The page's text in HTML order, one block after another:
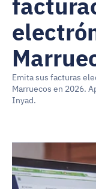
Emita sus facturas
Marruecos en 2026.
Inyad.